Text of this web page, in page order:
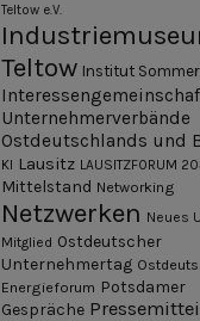
Teltow e.V.
Teltow Institut Sommer
Unternehmerverbände
Ostdeutschlands und
KI Lausitz LAUSITZFORUM
Mittelstand Networking
Netzwerken Neues
Mitglied Ostdeutscher
Unternehmertag
Energieforum Potsdamer
Gespräche